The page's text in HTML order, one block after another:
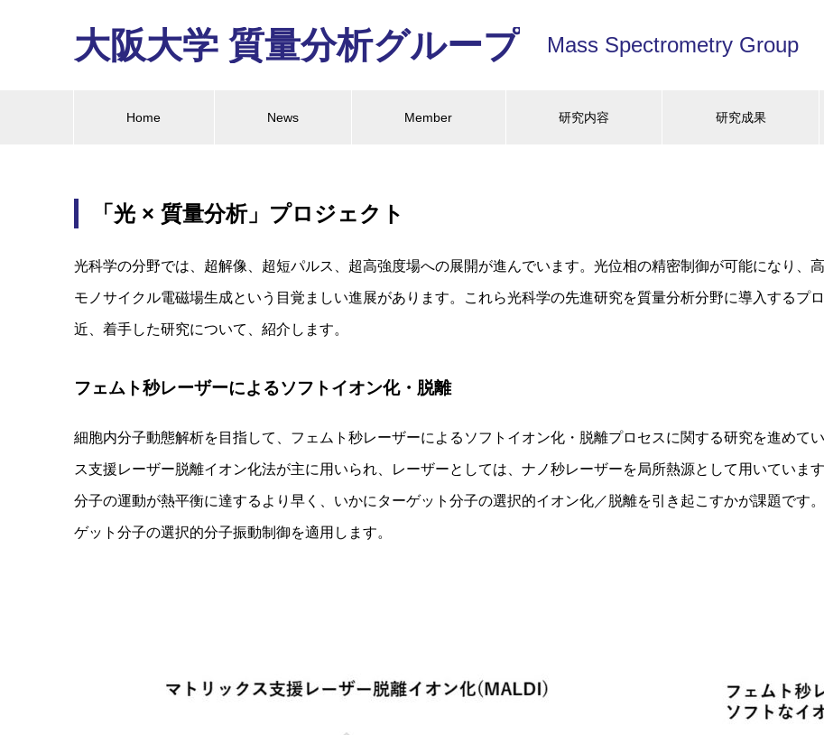
大阪大学 質量分析グループ Mass Spectrometry Group
Home News Member 研究内容 研究成果
「光 × 質量分析」プロジェクト
光科学の分野では、超解像、超短パルス、超高強度場への展開が進んでいます。光位相の精密制御が可能になり、
モノサイクル電磁場生成という目覚ましい進展があります。これら光科学の先進研究を質量分析分野に導入するプ
近、着手した研究について、紹介します。
フェムト秒レーザーによるソフトイオン化・脱離
細胞内分子動態解析を目指して、フェムト秒レーザーによるソフトイオン化・脱離プロセスに関する研究を進めて
ス支援レーザー脱離イオン化法が主に用いられ、レーザーとしては、ナノ秒レーザーを局所熱源として用いていま
分子の運動が熱平衡に達するより早く、いかにターゲット分子の選択的イオン化／脱離を引き起こすかが課題です
ゲット分子の選択的分子振動制御を適用します。